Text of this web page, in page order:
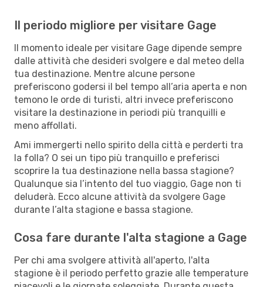
Il periodo migliore per visitare Gage
Il momento ideale per visitare Gage dipende sempre
dalle attività che desideri svolgere e dal meteo della
tua destinazione. Mentre alcune persone
preferiscono godersi il bel tempo all’aria aperta e non
temono le orde di turisti, altri invece preferiscono
visitare la destinazione in periodi più tranquilli e
meno affollati.
Ami immergerti nello spirito della città e perderti tra
la folla? O sei un tipo più tranquillo e preferisci
scoprire la tua destinazione nella bassa stagione?
Qualunque sia l’intento del tuo viaggio, Gage non ti
deluderà. Ecco alcune attività da svolgere Gage
durante l’alta stagione e bassa stagione.
Cosa fare durante l'alta stagione a Gage
Per chi ama svolgere attività all'aperto, l'alta
stagione è il periodo perfetto grazie alle temperature